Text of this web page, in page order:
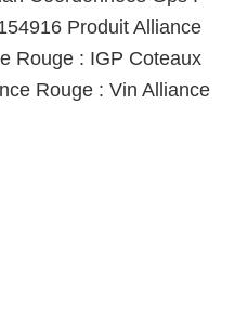
Produit Alliance
Rouge : IGP Coteaux
Rouge : Vin Alliance